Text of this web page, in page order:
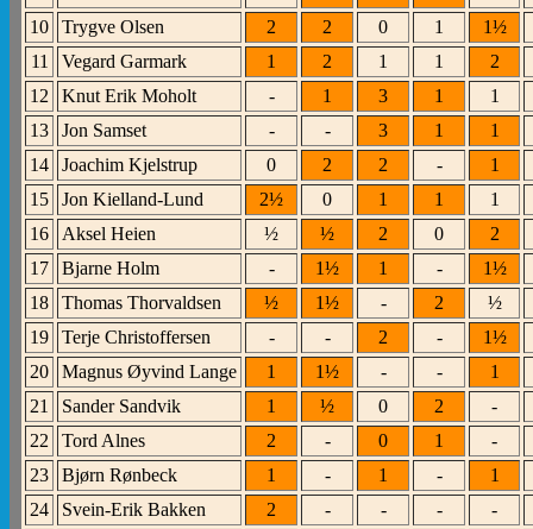
10
Trygve Olsen 2 2 0 1
1½
11
Vegard Garmark 1 2 1 1
2
12
Knut Erik Moholt - 1 3 1
1
13
Jon Samset - - 3 1
1
14
Joachim Kjelstrup 0 2 2 -
1
15
Jon Kielland-Lund 2½ 0 1 1
1
16
Aksel Heien ½ ½ 2 0
2
17
Bjarne Holm - 1½ 1 -
1½
18
Thomas Thorvaldsen ½ 1½ - 2
½
19
Terje Christoffersen - - 2 -
1½
20
Magnus Øyvind Lange 1 1½ - -
1
21
Sander Sandvik 1 ½ 0 2
-
22
Tord Alnes 2 - 0 1
-
23
Bjørn Rønbeck 1 - 1 -
1
24
Svein-Erik Bakken 2 - - -
-